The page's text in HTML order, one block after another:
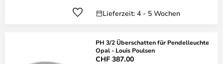
Lieferzeit: 4 - 5 Wochen
PH 3/2 Überschatten für Pendelleuchte
Opal - Louis Poulsen
CHF 387.00